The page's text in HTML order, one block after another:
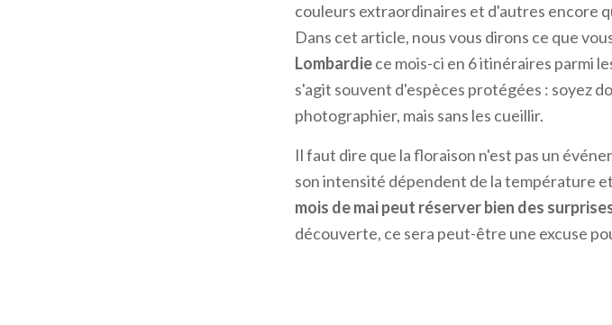
couleurs extraordinaires et d'autres encore
Dans cet article, nous vous dirons ce que
Lombardiece mois-ci en 6 itinéraires parmi
s'agit souvent d'espèces protégées : soyez
photographier, mais sans les cueillir.
Il faut dire que la floraison n'est pas un
son intensité dépendent de la température
mois de mai peut réserver bien des
découverte, ce sera peut-être une excuse